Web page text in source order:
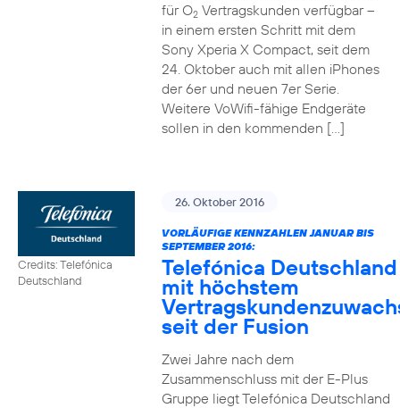
für O2Vertragskunden verfügbar –
in einem ersten Schritt mit dem
Sony Xperia X Compact, seit dem
24. Oktober auch mit allen iPhones
der 6er und neuen 7er Serie.
Weitere VoWifi-fähige Endgeräte
sollen in den kommenden […]
Credits: Telefónica
Deutschland
26. Oktober 2016
VORLÄUFIGE KENNZAHLEN JANUAR BIS
SEPTEMBER 2016:
Telefónica Deutschland
mit höchstem
seit der Fusion
Zwei Jahre nach dem
Zusammenschluss mit der E-Plus
Gruppe liegt Telefónica Deutschland